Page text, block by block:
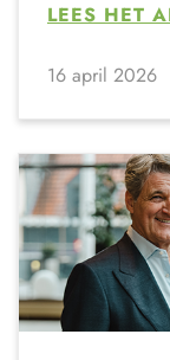
LEES HET
16 april 2026